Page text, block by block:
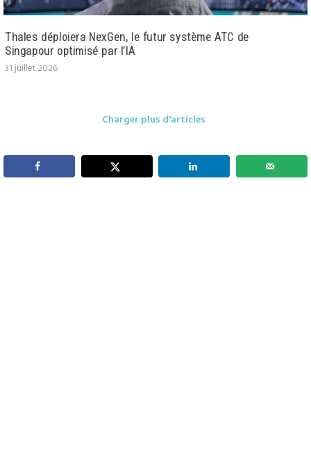
Thales déploiera NexGen, le futur système ATC de
Singapour optimisé par l’IA
31 juillet 2026
Charger plus d'articles